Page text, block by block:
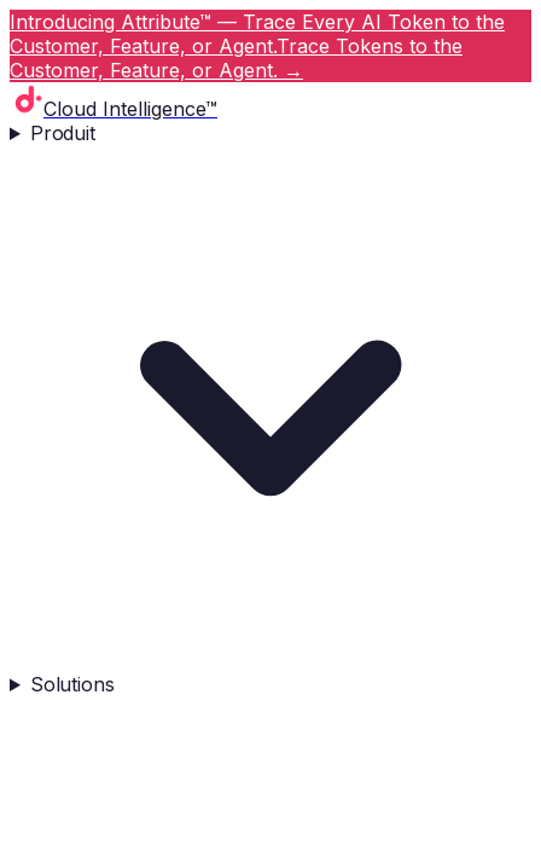
Introducing Attribute™ — Trace Every AI Token to the
Customer, Feature, or Agent.Trace Tokens to the
Customer, Feature, or Agent. →
Cloud Intelligence™
Produit
Solutions